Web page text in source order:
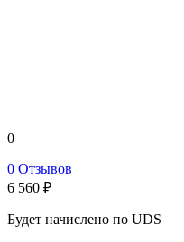
0
0 Отзывов
6 560 ₽
Будет начислено по UDS